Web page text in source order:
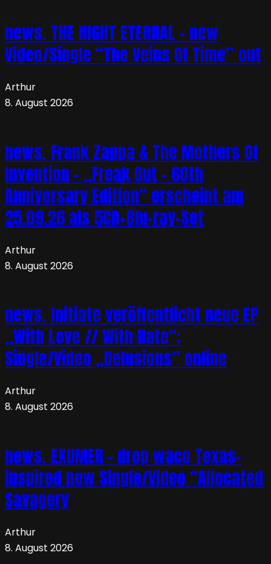
news. THE NIGHT ETERNAL – new
Video/Single “The Veins Of Time” out
Arthur
8. August 2026
news. Frank Zappa & The Mothers Of
Invention – „Freak Out – 60th
Anniversary Edition“ erscheint am
25.09.26 als 5CD+Blu-ray-Set
Arthur
8. August 2026
news. Initiate veröffentlicht neue EP
„With Love // With Hate“;
Single/Video „Delusions” online
Arthur
8. August 2026
news. EXUMER – drop waco Texas-
inspired new Single/Video “Allocated
Savagery
Arthur
8. August 2026